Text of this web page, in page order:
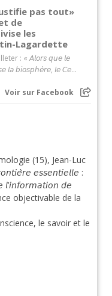
pas tout»
de
les
Lagardette
: « 𝘈𝘭𝘰𝘳𝘴 𝘲𝘶𝘦 𝘭𝘦
𝘭𝘢 𝘣𝘪𝘰𝘴𝘱𝘩𝘦̀𝘳𝘦, 𝘭𝘦 𝘊𝘦...
Voir sur Facebook
(15), Jean-Luc
𝘦𝘴𝘴𝘦𝘯𝘵𝘪𝘦𝘭𝘭𝘦 :
𝘥𝘦
objectivable de la
le savoir et le